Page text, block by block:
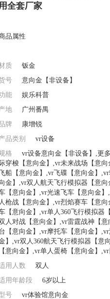
全套厂家
品属性
质
钣金
号
意向金【非设备】
能
娱乐科普
地
广州番禺
牌
康增锐
品类别
vr设备
格
vr设备意向金【非设备】,更
穿梭【意向金】,vr未来战场【意
船【意向金】,vr飞碟【意向金】
金】,vr双人航天飞行模拟器【意
【意向金】,vr光速飞车【意向金
枪战【意向金】,vr烈焰赛车【意
【意向金】,vr单人360飞行模拟器
人对战【意向金】,vr雷霆战神【
【意向金】,vr摩托车【意向金】
】,vr双人360航天飞行模拟器【意
意向金】,vr单人蛋椅【意向金】,vr
用人数
双人
用年龄段
6岁以上
号
vr体验馆意向金